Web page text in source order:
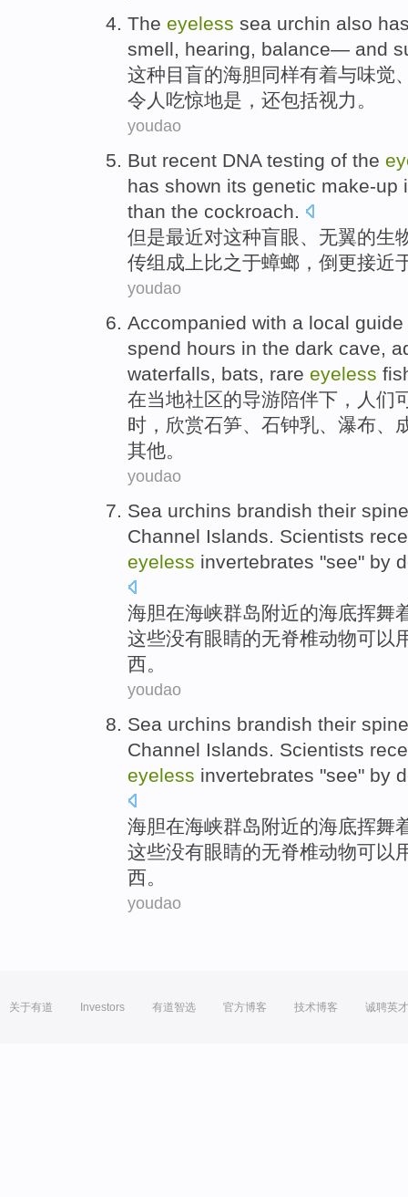
The eyeless sea urchin also
smell, hearing, balance— and
这种目盲的海胆 同样有着与味觉
令人吃惊地是 ， 还包括视力。
youdao
But recent DNAtesting of the
has shown its genetic make-up
than the cockroach.
但是最近对这种盲眼、无翼的生
传组成上 比之于蟑螂，倒 更接近
youdao
Accompanied with a local
spend hours in the dark cave,
waterfalls, bats, rare eyeless
在当地社区的导游陪伴下， 人们
时 ， 欣赏石笋、 石钟乳、 瀑布、
其他。
youdao
Sea urchins brandish their
Channel Islands. Scientists
eyeless invertebrates "see" by
海胆在海峡群岛附近的海底挥舞
这些没有眼睛的无脊椎动物可以
西。
youdao
Sea urchins brandish their
Channel Islands Scientists
eyeless invertebrates "see" by
海胆在海峡群岛附近的海底挥舞
这些没有眼睛的无脊椎动物可以
西。
youdao
关于有道 Investors 有道智选 官方博客 技术博客 诚聘英才